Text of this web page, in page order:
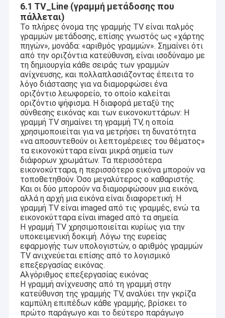
6.1 TV_Line (γραμμή μετάδοσης που
πάλλεται)
Το πλήρες όνομα της γραμμής TV είναι παλμός
γραμμών μετάδοσης, επίσης γνωστός ως «χάρτης
πηγών», μονάδα: «αριθμός γραμμών». Σημαίνει ότι
από την οριζόντια κατεύθυνση, είναι ισοδύναμο με
τη δημιουργία κάθε σειράς των γραμμών
ανίχνευσης, και πολλαπλασιάζοντας έπειτα το
λόγο διάστασης για να διαμορφώσει ένα
οριζόντιο λεωφορείο, το οποίο καλείται
οριζόντιο ψήφισμα. Η διαφορά μεταξύ της
σύνθεσης εικόνας και των εικονοκυττάρων: Η
γραμμή TV σημαίνει τη γραμμή TV, η οποία
χρησιμοποιείται για να μετρήσει τη δυνατότητα
«να αποσυντεθούν οι λεπτομέρειες του θέματος»
τα εικονοκύτταρα είναι μικρά σημεία των
διάφορων χρωμάτων. Τα περισσότερα
εικονοκύτταρα, η περισσότερο εικόνα μπορούν να
τοποθετηθούν. Όσο μεγαλύτερος ο καθαριστής.
Και οι δύο μπορούν να διαμορφώσουν μια εικόνα,
αλλά η αρχή μια εικόνα είναι διαφορετική: Η
γραμμή TV είναι imaged από τις γραμμές, ενώ τα
εικονοκύτταρα είναι imaged από τα σημεία.
Η γραμμή TV χρησιμοποιείται κυρίως για την
υποκειμενική δοκιμή. Λόγω της ευρείας
εφαρμογής των υπολογιστών, ο αριθμός γραμμών
TV ανιχνεύεται επίσης από το λογισμικό
επεξεργασίας εικόνας.
Αλγόριθμος επεξεργασίας εικόνας
Η γραμμή ανίχνευσης από τη γραμμή στην
κατεύθυνση της γραμμής TV, αναλύει την γκρίζα
καμπύλη επιπέδων κάθε γραμμής, βρίσκει το
πρώτο παράγωγο και το δεύτερο παράγωγο